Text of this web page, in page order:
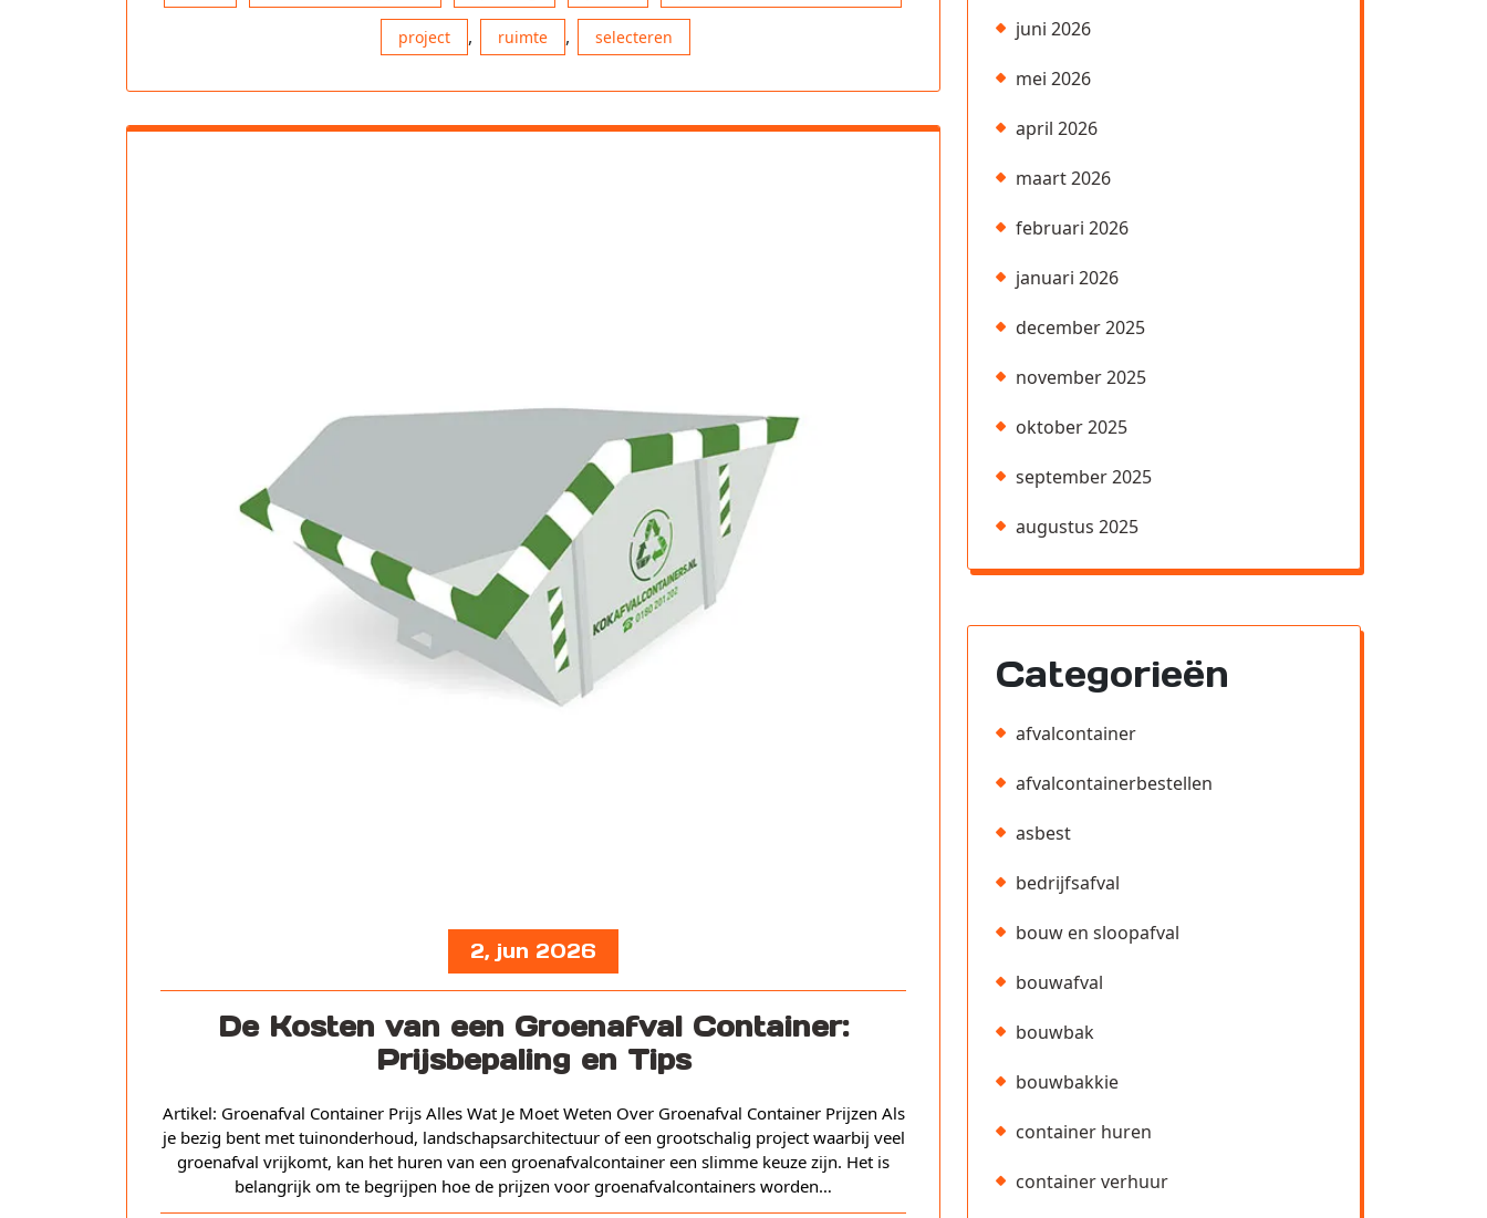
project , ruimte , selecteren
2, jun 2026
De Kosten van een Groenafval Container:
Prijsbepaling en Tips
Artikel: Groenafval Container Prijs Alles Wat Je Moet Weten Over Groenafval Container Prijzen Als
je bezig bent met tuinonderhoud, landschapsarchitectuur of een grootschalig project waarbij veel
groenafval vrijkomt, kan het huren van een groenafvalcontainer een slimme keuze zijn. Het is
belangrijk om te begrijpen hoe de prijzen voor groenafvalcontainers worden…
juni 2026
mei 2026
april 2026
maart 2026
februari 2026
januari 2026
december 2025
november 2025
oktober 2025
september 2025
augustus 2025
Categorieën
afvalcontainer
afvalcontainerbestellen
asbest
bedrijfsafval
bouw en sloopafval
bouwafval
bouwbak
bouwbakkie
container huren
container verhuur